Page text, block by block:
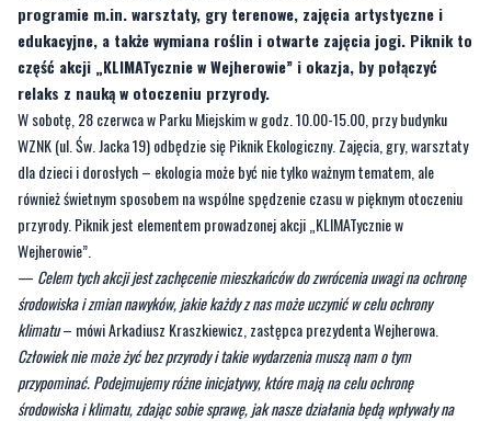
programie m.in. warsztaty, gry terenowe, zajęcia artystyczne i
edukacyjne, a także wymiana roślin i otwarte zajęcia jogi. Piknik to
część akcji „KLIMATycznie w Wejherowie” i okazja, by połączyć
relaks z nauką w otoczeniu przyrody.
W sobotę, 28 czerwca w Parku Miejskim w godz. 10.00-15.00, przy budynku
WZNK (ul. Św. Jacka 19) odbędzie się Piknik Ekologiczny. Zajęcia, gry, warsztaty
dla dzieci i dorosłych – ekologia może być nie tylko ważnym tematem, ale
również świetnym sposobem na wspólne spędzenie czasu w pięknym otoczeniu
przyrody. Piknik jest elementem prowadzonej akcji „KLIMATycznie w
Wejherowie”.
— Celem tych akcji jest zachęcenie mieszkańców do zwrócenia uwagi na ochronę
środowiska i zmian nawyków, jakie każdy z nas może uczynić w celu ochrony
klimatu– mówi Arkadiusz Kraszkiewicz, zastępca prezydenta Wejherowa.
Człowiek nie może żyć bez przyrody i takie wydarzenia muszą nam o tym
przypominać. Podejmujemy różne inicjatywy, które mają na celu ochronę
środowiska i klimatu, zdając sobie sprawę, jak nasze działania będą wpływały na